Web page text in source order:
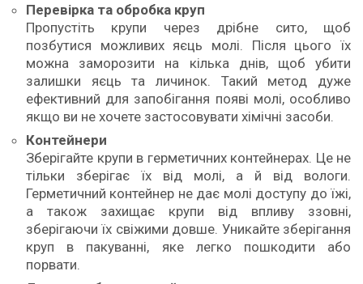
Перевірка та обробка круп
Пропустіть крупи через дрібне сито, щоб
позбутися можливих яєць молі. Після цього їх
можна заморозити на кілька днів, щоб убити
залишки яєць та личинок. Такий метод дуже
ефективний для запобігання появі молі, особливо
якщо ви не хочете застосовувати хімічні засоби.
Контейнери
Зберігайте крупи в герметичних контейнерах. Це не
тільки зберігає їх від молі, а й від вологи.
Герметичний контейнер не дає молі доступу до їжі,
а також захищає крупи від впливу ззовні,
зберігаючи їх свіжими довше. Уникайте зберігання
круп в пакуванні, яке легко пошкодити або
порвати.